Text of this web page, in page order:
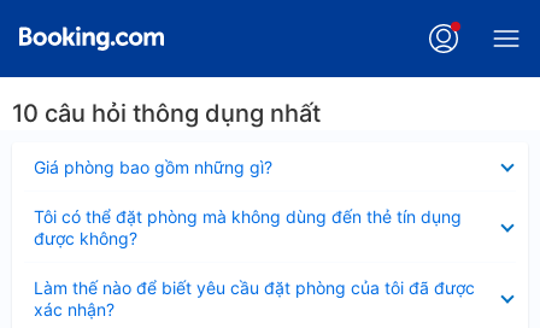
10 câu hỏi thông dụng nhất
Giá phòng bao gồm những gì?
thu
Tôi có thể đặt phòng mà không dùng đến thẻ tín dụng
được không?
thu
gọn
Làm thế nào để biết yêu cầu đặt phòng của tôi đã được
xác nhận?
thu
gọn